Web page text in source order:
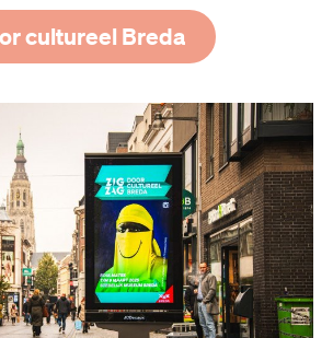
cultureel Breda